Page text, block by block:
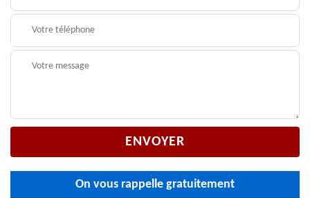
On vous rappelle gratuitement